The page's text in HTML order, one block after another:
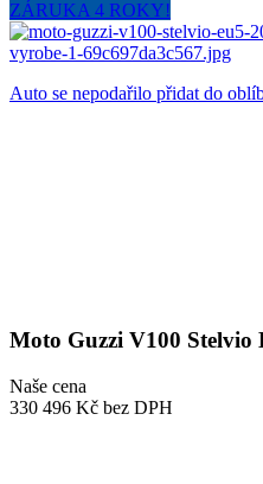
ZÁRUKA 4 ROKY!
Auto se nepodařilo přidat do
Moto Guzzi V100 Stelvio
Naše cena
330 496 Kč bez DPH